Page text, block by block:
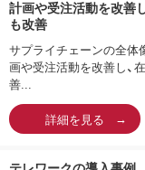
計画や受注活動を改善
も改善
サプライチェーンの全体
画や受注活動を改善し、
善...
詳細を見る